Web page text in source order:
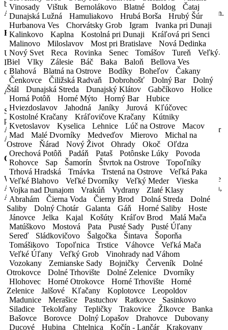
Vinosady
Vištuk Bernolákovo Blatné Boldog
Čataj
Dunajská Lužná
Hamuliakovo Hrubá Borša
Hrubý Šúr
Hurbanova Ves
Chorvátsky Grob Igram
Ivanka pri Dunaji
Kalinkovo
Kaplna Kostolná pri Dunaji
Kráľová pri Senci
Malinovo
Miloslavov Most pri Bratislave
Nová Dedinka
Nový Svet
Reca Rovinka Senec Tomášov Tureň
Veľký
Biel
Vlky Zálesie Báč Baka Baloň
Bellova Ves
Blahová
Blatná na Ostrove Bodíky Boheľov
Čakany
Čenkovce
Čiližská Radvaň Dobrohošť Dolný Bar
Dolný
Štál
Dunajská Streda Dunajský Klátov Gabčíkovo
Holice
Horná Potôň
Horné Mýto Horný Bar
Hubice
Hviezdoslavov
Jahodná Janíky Jurová
Kľúčovec
Kostolné Kračany
Kráľovičove Kračany
Kútniky
Kvetoslavov
Kyselica Lehnice Lúč na Ostrove
Macov
Mad
Malé Dvorníky Medveďov Mierovo
Michal na
Ostrove
Ňárad Nový Život Ohrady Okoč
Oľdza
Orechová Potôň
Padáň Pataš Potônske Lúky
Povoda
Rohovce
Sap Šamorín Štvrtok na Ostrove
Topoľníky
Trhová Hradská
Trnávka Trstená na Ostrove
Veľká Paka
Veľké Blahovo
Veľké Dvorníky Veľký Meder
Vieska
Vojka nad Dunajom
Vrakúň Vydrany
Zlaté Klasy
Abrahám
Čierna Voda Čierny Brod Dolná Streda
Dolné
Saliby
Dolný Chotár Galanta Gáň Horné Saliby
Hoste
Jánovce
Jelka Kajal Košúty Kráľov Brod
Malá Mača
Matúškovo
Mostová Pata Pusté Sady
Pusté Úľany
Sereď
Sládkovičovo Šalgočka Šintava
Šoporňa
Tomášikovo
Topoľnica Trstice Váhovce
Veľká Mača
Veľké Úľany
Veľký Grob
Vinohrady nad Váhom
Vozokany
Zemianske Sady Bojničky Červeník
Dolné
Otrokovce
Dolné Trhovište Dolné Zelenice
Dvorníky
Hlohovec
Horné Otrokovce Horné Trhovište
Horné
Zelenice
Jalšové Kľačany Koplotovce
Leopoldov
Madunice
Merašice Pastuchov Ratkovce
Sasinkovo
Siladice
Tekolďany Tepličky Trakovice Žlkovce
Banka
Bašovce
Borovce Dolný Lopašov Drahovce
Dubovany
Ducové
Hubina Chtelnica Kočín - Lančár
Krakovany
besseren Fahrzeugen. Sie können alle Fahrzeuge unserer
Autovermietung anzeigen, indem Sie auf Fahrzeugübersicht klicken.
FAHRZEUGQUALITÄT
Unsere Fahrzeuge werden regelmäßigen Inspektionen und Service-
Inspektionen unterzogen, um Ihre Sicherheit zu gewährleisten und
die Ausfallraten auf ein Minimum zu reduzieren.
AUTOIMPORT
Sie haben viel Verantwortung und können das bestellte Auto nicht
persönlich bei unserer Autovermietung abholen? Unsere
Autovermietung bringt und bringt das Auto KOSTENLOS zu Ihrer
Adresse!
GARANTIEN
Wir bieten eine 100% Zustandsgarantie des Fahrzeugs, slowakische
Autobahnmarke, Fahrzeugversicherung in der Europäischen Union,
Assistenzdienste, Saisonüberholung.
@ MK CAR S.R.O. AUTOPOŽIČOVŇA
@MKCAR_POZICAJSIMA